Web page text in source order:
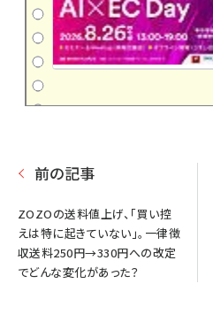
前の記事
ZOZOの送料値上げ、「買い控
えは特に起きていない」。一律徴
収送料250円→330円への改定
でどんな変化があった？